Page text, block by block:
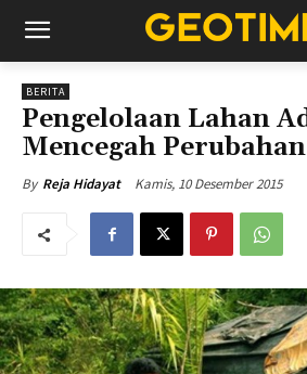
BERITA
Pengelolaan Lahan
Mencegah
By Reja Hidayat Kamis, 10 Desember 2015